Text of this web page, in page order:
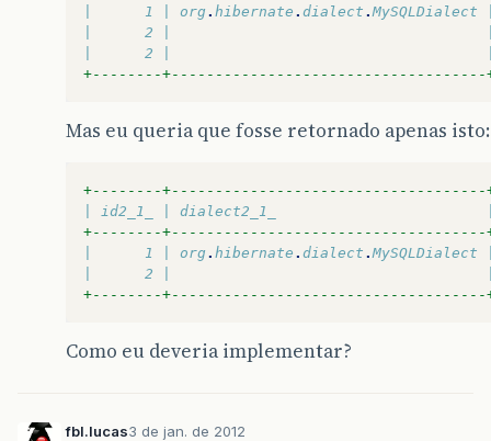
|      1 | org. hibernate . dialect .MySQLDialect
|      2 |                                    |
|      2 |                                    |
+--------
Mas eu queria que fosse retornado apenas isto:
+--------
| id2_1_ | dialect2_1_                        |
+--------
|      1 | org. hibernate . dialect . MySQLDialect
|      2 |                                    |
+--------
Como eu deveria implementar?
fbl.lucas3 de jan. de 2012